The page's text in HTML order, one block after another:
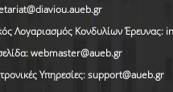
Λογαριασμός Κονδυλίων Έρευνας:
webmaster@aueb.gr
Υπηρεσίες: support@aueb.gr